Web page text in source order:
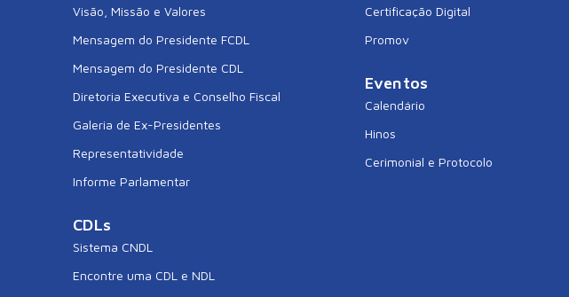
Visão, Missão e Valores
Mensagem do Presidente FCDL
Mensagem do Presidente CDL
Diretoria Executiva e Conselho Fiscal
Galeria de Ex-Presidentes
Representatividade
Informe Parlamentar
CDLs
Sistema CNDL
Encontre uma CDL e NDL
Certificação Digital
Promov
Eventos
Calendário
Hinos
Cerimonial e Protocolo